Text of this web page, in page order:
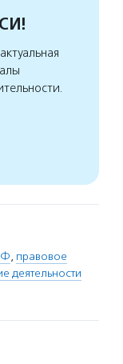
, правовое
деятельности